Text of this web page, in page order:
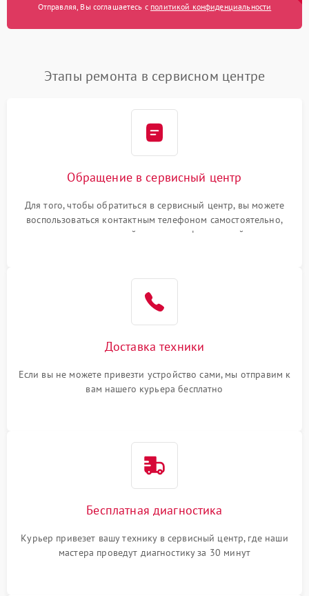
Отправляя, Вы соглашаетесь с политикой конфиденциальности
Этапы ремонта в сервисном центре
Обращение в сервисный центр
Для того, чтобы обратиться в сервисный центр, вы можете
воспользоваться контактным телефоном самостоятельно,
или оставить свой номер телефона на сайте
Доставка техники
Если вы не можете привезти устройство сами, мы отправим к
вам нашего курьера бесплатно
Бесплатная диагностика
Курьер привезет вашу технику в сервисный центр, где наши
мастера проведут диагностику за 30 минут